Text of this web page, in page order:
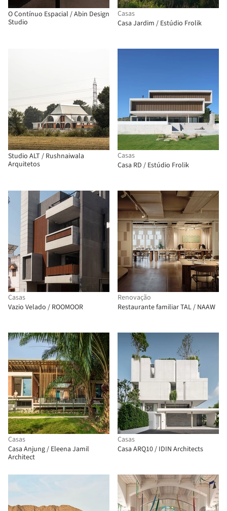
O Contínuo Espacial / Abin Design
Studio
Casas
Casa Jardim / Estúdio Frolik
Studio ALT / Rushnaiwala
Arquitetos
Casas
Casa RD / Estúdio Frolik
Casas
Vazio Velado / ROOMOOR
Renovação
Restaurante familiar TAL / NAAW
Casas
Casa Anjung / Eleena Jamil
Architect
Casas
Casa ARQ10 / IDIN Architects